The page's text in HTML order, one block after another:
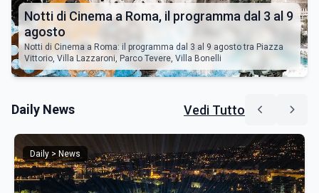
Notti di Cinema a Roma, il programma dal 3 al 9
agosto
Notti di Cinema a Roma: il programma dal 3 al 9 agosto tra Piazza
Vittorio, Villa Lazzaroni, Parco Tevere, Villa Bonelli
Daily News Vedi Tutto
Daily > News